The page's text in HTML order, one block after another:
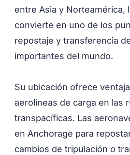
entre Asia y Norteamérica,
convierte en uno de los
repostaje y transferencia
importantes del mundo.
Su ubicación ofrece
aerolíneas de carga en las
transpacíficas. Las
en Anchorage para
cambios de tripulación o